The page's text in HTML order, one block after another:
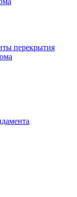
перекрытия